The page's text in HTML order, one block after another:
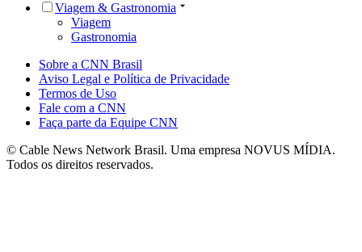
Viagem & Gastronomia
Viagem
Gastronomia
Sobre a CNN Brasil
Aviso Legal e Política de Privacidade
Termos de Uso
Fale com a CNN
Faça parte da Equipe CNN
© Cable News Network Brasil. Uma empresa NOVUS MÍDIA.
Todos os direitos reservados.